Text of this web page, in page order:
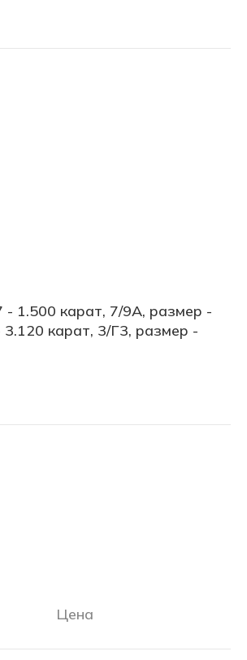
- 1.500 карат, 7/9А, размер -
карат, 3/Г3, размер -
Цена